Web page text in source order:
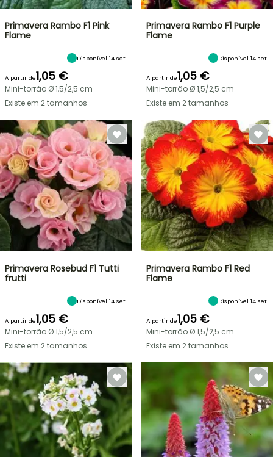
Primavera Rambo F1 Pink
Flame
Disponível 14 set.
A partir de1,05 €
Mini-torrão Ø 1,5/2,5 cm
Existe em 2 tamanhos
Primavera Rambo F1 Purple
Flame
Disponível 14 set.
A partir de1,05 €
Mini-torrão Ø 1,5/2,5 cm
Existe em 2 tamanhos
Primavera Rosebud F1 Tutti
frutti
Disponível 14 set.
A partir de1,05 €
Mini-torrão Ø 1,5/2,5 cm
Existe em 2 tamanhos
Primavera Rambo F1 Red
Flame
Disponível 14 set.
A partir de1,05 €
Mini-torrão Ø 1,5/2,5 cm
Existe em 2 tamanhos